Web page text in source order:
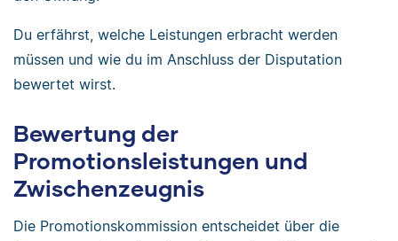
Du erfährst, welche Leistungen erbracht werden
müssen und wie du im Anschluss der Disputation
bewertet wirst.
Bewertung der
Promotionsleistungen und
Zwischenzeugnis
Die Promotionskommission entscheidet über die